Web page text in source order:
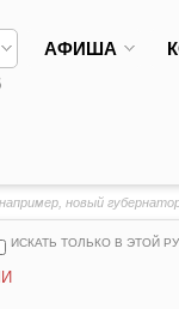
АФИША
ИСКАТЬ ТОЛЬКО В ЭТОЙ